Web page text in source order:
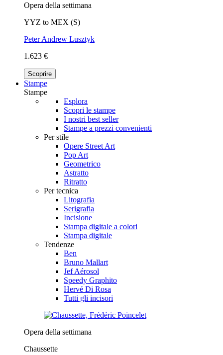
Opera della settimana
YYZ to MEX (S)
Peter Andrew Lusztyk
1.623 €
Scoprire
Stampe
Stampe
Esplora
Scopri le stampe
I nostri best seller
Stampe a prezzi convenienti
Per stile
Opere Street Art
Pop Art
Geometrico
Astratto
Ritratto
Per tecnica
Litografia
Serigrafia
Incisione
Stampa digitale a colori
Stampa digitale
Tendenze
Ben
Bruno Mallart
Jef Aérosol
Speedy Graphito
Hervé Di Rosa
Tutti gli incisori
Opera della settimana
Chaussette